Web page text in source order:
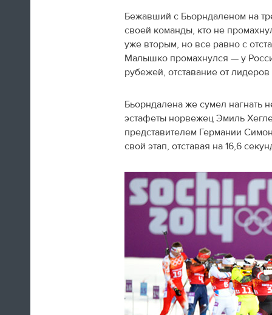
Результаты нашей национальной
сборной команды в Сочи
в истории отечественного
спорта остается позади, что все,
что сделано, вложено в
последние годы в спорт не
Тем временем, в Сочи прошло
вручение госнаград российским
медалистам Олимпиады. Так, Виктор
Ан и Виктор Уайлд удостоены ордена
«За заслуги перед Отечеством» IV
Бежавший с Бьорндаленом на
своей команды, кто не
уже вторым, но все равно с
Малышко промахнулся — у
рубежей, отставание от
Бьорндалена же сумел нагнать
эстафеты норвежец Эмиль
представителем Германии
свой этап, отставая на 16,6